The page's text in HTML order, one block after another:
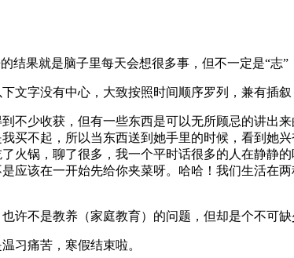
果就是脑子里每天会想很多事，但不一定是“志”
字没有中心，大致按照时间顺序罗列，兼有插叙
不少收获，但有一些东西是可以无所顾忌的讲出
买不起，所以当东西送到她手里的时候，看到她
火锅，聊了很多，我一个平时话很多的人在静静
应该在一开始先给你夹菜呀。哈哈！我们生活在
许不是教养（家庭教育）的问题，但却是个不可缺
习痛苦，寒假结束啦。